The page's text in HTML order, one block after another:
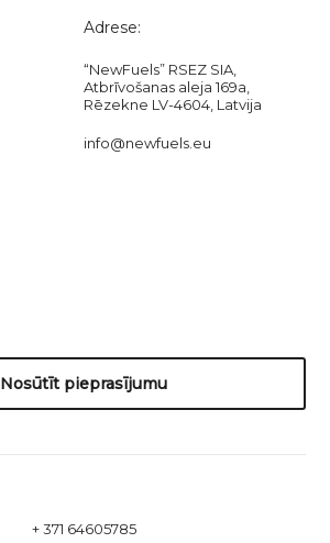
Adrese:
“NewFuels” RSEZ SIA,
Atbrīvošanas aleja 169a,
Rēzekne LV-4604, Latvija
info@newfuels.eu
Nosūtīt pieprasījumu
+ 371 64605785